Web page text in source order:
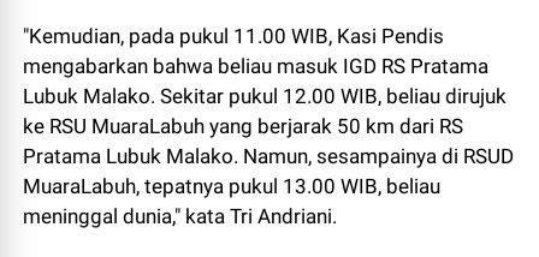
"Kemudian, pada pukul 11.00 WIB, Kasi Pendis
mengabarkan bahwa beliau masuk IGD RS Pratama
Lubuk Malako. Sekitar pukul 12.00 WIB, beliau dirujuk
ke RSU MuaraLabuh yang berjarak 50 km dari RS
Pratama Lubuk Malako. Namun, sesampainya di RSUD
MuaraLabuh, tepatnya pukul 13.00 WIB, beliau
meninggal dunia," kata Tri Andriani.